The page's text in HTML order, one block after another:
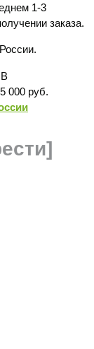
1-3
заказа.
000 руб.